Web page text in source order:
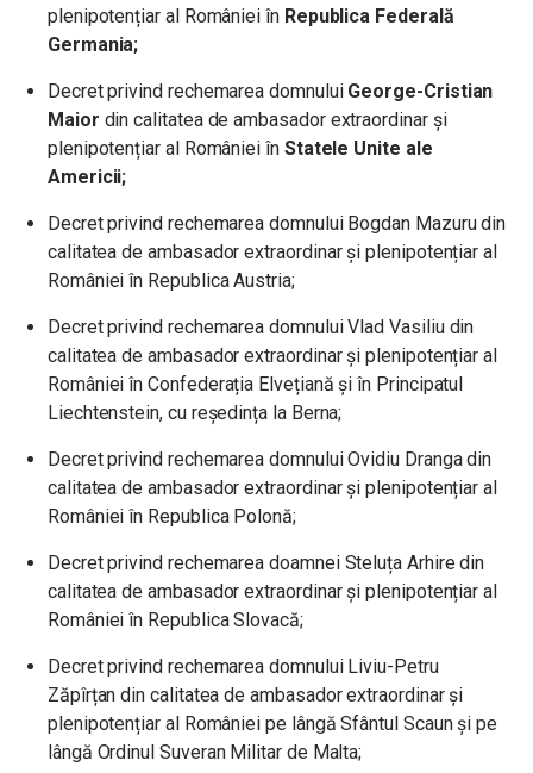
plenipotențiar al României în Republica Federală
Germania;
Decret privind rechemarea domnului George-Cristian
Maior din calitatea de ambasador extraordinar și
plenipotențiar al României în Statele Unite ale
Americii;
Decret privind rechemarea domnului Bogdan Mazuru din
calitatea de ambasador extraordinar și plenipotențiar al
României în Republica Austria;
Decret privind rechemarea domnului Vlad Vasiliu din
calitatea de ambasador extraordinar și plenipotențiar al
României în Confederația Elvețiană și în Principatul
Liechtenstein, cu reședința la Berna;
Decret privind rechemarea domnului Ovidiu Dranga din
calitatea de ambasador extraordinar și plenipotențiar al
României în Republica Polonă;
Decret privind rechemarea doamnei Steluța Arhire din
calitatea de ambasador extraordinar și plenipotențiar al
României în Republica Slovacă;
Decret privind rechemarea domnului Liviu-Petru
Zăpîrțan din calitatea de ambasador extraordinar și
plenipotențiar al României pe lângă Sfântul Scaun și pe
lângă Ordinul Suveran Militar de Malta;